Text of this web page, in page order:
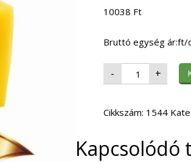
10038 Ft
Bruttó egység ár:ft/
- Fagy.
Sütemény
Citromos
db-
gr/szelet
mennyiség
+
Cikkszám: 1544
Kapcsolódó